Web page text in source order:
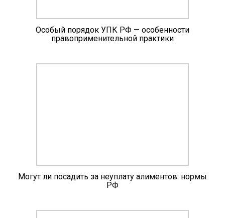
Особый порядок УПК РФ — особенности
правоприменительной практики
Могут ли посадить за неуплату алиментов: нормы
РФ